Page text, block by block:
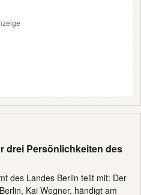
drei Persönlichkeiten des
des Landes Berlin teilt mit: Der
Kai Wegner, händigt am